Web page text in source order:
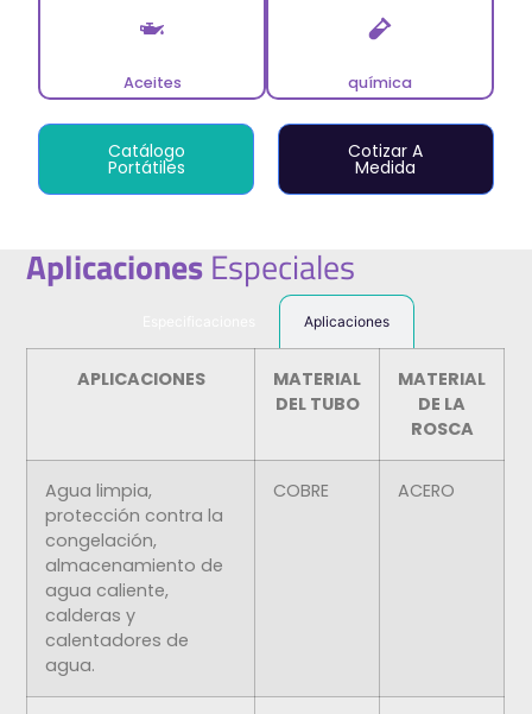
Aceites química
Catálogo
Portátiles
Cotizar A
Medida
AplicacionesEspeciales
Aplicaciones
APLICACIONES
MATERIAL
DEL TUBO
MATERIAL
DE LA
ROSCA
Agua limpia,
protección contra la
congelación,
almacenamiento de
agua caliente,
calderas y
calentadores de
agua.
COBRE ACERO